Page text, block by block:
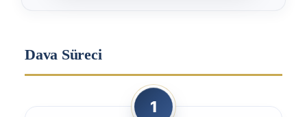
Dava Süreci
1